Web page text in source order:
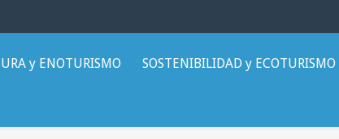
y ENOTURISMO SOSTENIBILIDAD y ECOTURISMO